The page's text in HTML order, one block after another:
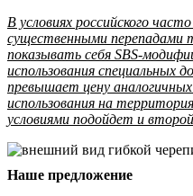
В условиях российского
существенными перепадами
показывать себя SBS-
использования специальных
превышает цену
использования на
условиями подойдет и
Наше предложение